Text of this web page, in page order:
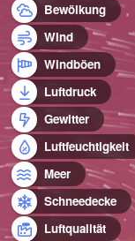
Bewölkung
Wind
Windböen
Luftdruck
Gewitter
Luftfeuchtigkeit
Meer
Schneedecke
Luftqualität